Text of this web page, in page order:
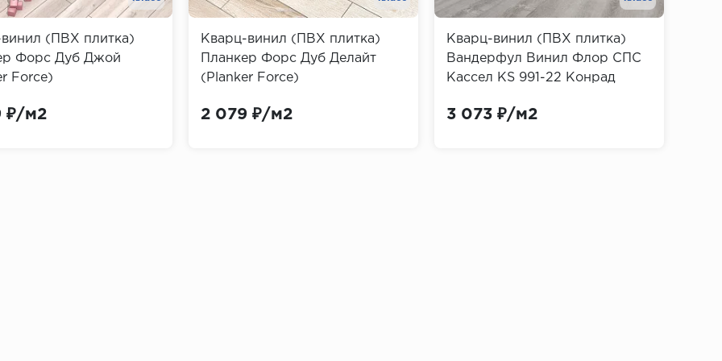
их красить
(ПВХ плитка)
Форс Дуб Джой
Force)
₽/м2
Кварц-винил (ПВХ плитка)
Планкер Форс Дуб Делайт
(Planker Force)
2 079 ₽/м2
Кварц-винил (ПВХ плитка)
Вандерфул Винил Флор СПС
Кассел KS 991-22 Конрад
Kassel)
3 073 ₽/м2